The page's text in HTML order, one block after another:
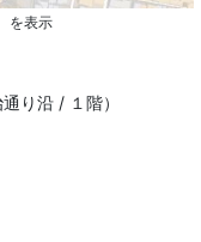
を表示
り沿 / １階）